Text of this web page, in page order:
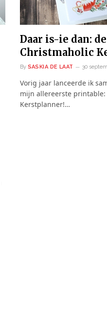
Daar is-ie dan:
Christmaholic
By SASKIA DE LAAT 30
Vorig jaar lanceerde ik
mijn allereerste
Kerstplanner!…